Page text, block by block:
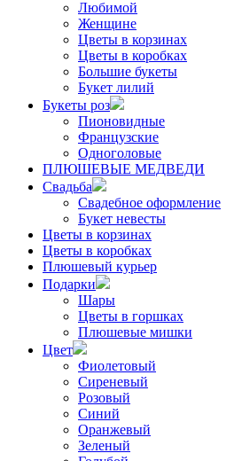
Любимой
Женщине
Цветы в корзинах
Цветы в коробках
Большие букеты
Букет лилий
Букеты роз
Пионовидные
Французские
Одноголовые
ПЛЮШЕВЫЕ МЕДВЕДИ
Свадьба
Свадебное оформление
Букет невесты
Цветы в корзинах
Цветы в коробках
Плюшевый курьер
Подарки
Шары
Цветы в горшках
Плюшевые мишки
Цвет
Фиолетовый
Сиреневый
Розовый
Синий
Оранжевый
Зеленый